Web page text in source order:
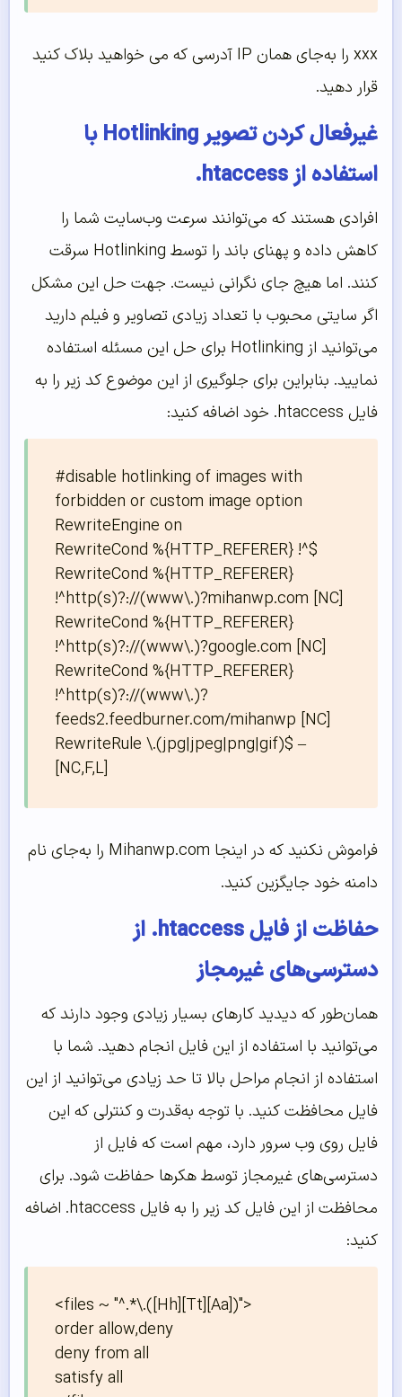
xxx را به‌‌‌‌‌جای همان IP آدرسی که می خواهید بلاک کنید
قرار دهید.
غیرفعال کردن تصویر Hotlinking با
استفاده از htaccess.
افرادی هستند که می‌توانند سرعت وب‌سایت شما را
کاهش داده و پهنای باند را توسط Hotlinking سرقت
کنند. اما هیچ جای نگرانی نیست. جهت حل این مشکل
اگر سایتی محبوب با تعداد زیادی تصاویر و فیلم دارید
می‌توانید از Hotlinking برای حل این مسئله استفاده
نمایید. بنابراین برای جلوگیری از این موضوع کد زیر را به
فایل htaccess. خود اضافه کنید:
#disable hotlinking of images with
forbidden or custom image option
RewriteEngine on
RewriteCond %{HTTP_REFERER} !^$
RewriteCond %{HTTP_REFERER}
!^http(s)?://(www\.)?mihanwp.com [NC]
RewriteCond %{HTTP_REFERER}
!^http(s)?://(www\.)?google.com [NC]
RewriteCond %{HTTP_REFERER}
!^http(s)?://(www\.)?
feeds2.feedburner.com/mihanwp [NC]
RewriteRule \.(jpg|jpeg|png|gif)$ –
[NC,F,L]
فراموش نکنید که در اینجا Mihanwp.com را به‌‌‌‌‌جای نام
دامنه خود جایگزین کنید.
حفاظت از فایل htaccess. از
دسترسی‌‌‌‌‌های غیرمجاز
همان‌طور که دیدید کارهای بسیار زیادی وجود دارند که
می‌توانید با استفاده از این فایل انجام دهید. شما با
استفاده از انجام مراحل بالا تا حد زیادی می‌توانید از این
فایل محافظت کنید. با توجه به‌قدرت و کنترلی که این
فایل روی وب سرور دارد، مهم است که فایل از
دسترسی‌های غیرمجاز توسط هکرها حفاظت شود. برای
محافظت از این فایل کد زیر را به فایل htaccess. اضافه
کنید:
<files ~ "^.*\.([Hh][Tt][Aa])">
order allow,deny
deny from all
satisfy all